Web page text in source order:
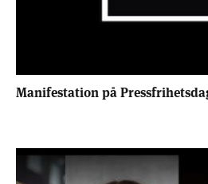
Manifestation på